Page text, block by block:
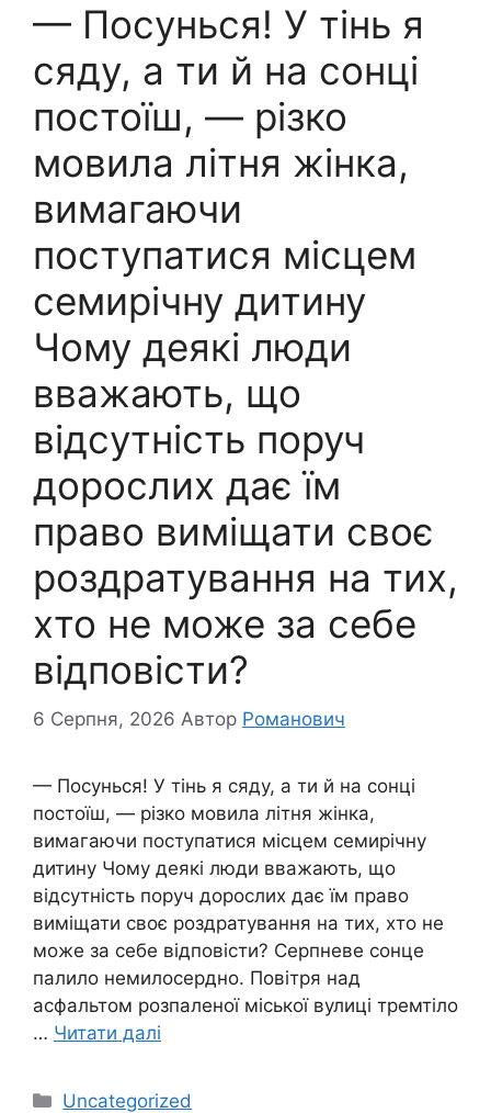
— Посунься! У тінь я
сяду, а ти й на сонці
постоїш, — різко
мовила літня жінка,
вимагаючи
поступатися місцем
семирічну дитину
Чому деякі люди
вважають, що
відсутність поруч
дорослих дає їм
право виміщати своє
роздратування на тих,
хто не може за себе
відповісти?
6 Серпня, 2026 Автор Романович
— Посунься! У тінь я сяду, а ти й на сонці
постоїш, — різко мовила літня жінка,
вимагаючи поступатися місцем семирічну
дитину Чому деякі люди вважають, що
відсутність поруч дорослих дає їм право
виміщати своє роздратування на тих, хто не
може за себе відповісти? Серпневе сонце
палило немилосердно. Повітря над
асфальтом розпаленої міської вулиці тремтіло
… Читати далі
Категорії
Uncategorized